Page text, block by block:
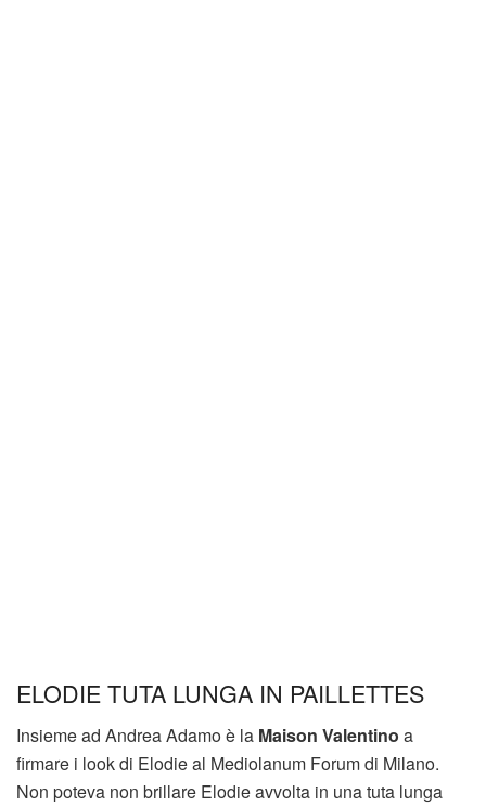
ELODIE TUTA LUNGA IN PAILLETTES
Insieme ad Andrea Adamo è la Maison Valentino a
firmare i look di Elodie al Mediolanum Forum di Milano.
Non poteva non brillare Elodie avvolta in una tuta lunga